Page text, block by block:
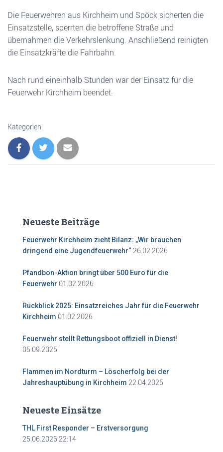
Die Feuerwehren aus Kirchheim und Spöck sicherten die
Einsatzstelle, sperrten die betroffene Straße und
übernahmen die Verkehrslenkung. Anschließend reinigten
die Einsatzkräfte die Fahrbahn.
Nach rund eineinhalb Stunden war der Einsatz für die
Feuerwehr Kirchheim beendet.
Kategorien:
Neueste Beiträge
Feuerwehr Kirchheim zieht Bilanz: „Wir brauchen
dringend eine Jugendfeuerwehr“ 26.02.2026
Pfandbon-Aktion bringt über 500 Euro für die
Feuerwehr 01.02.2026
Rückblick 2025: Einsatzreiches Jahr für die Feuerwehr
Kirchheim 01.02.2026
Feuerwehr stellt Rettungsboot offiziell in Dienst!
05.09.2025
Flammen im Nordturm – Löscherfolg bei der
Jahreshauptübung in Kirchheim 22.04.2025
Neueste Einsätze
THL First Responder – Erstversorgung
25.06.2026 22:14